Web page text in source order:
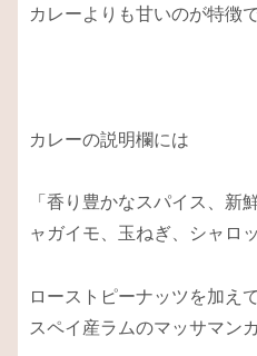
カレーよりも甘いのが特徴
カレーの説明欄には
「香り豊かなスパイス、新
ャガイモ、玉ねぎ、シャロッ
ローストピーナッツを加えて
スペイ産ラムのマッサマン